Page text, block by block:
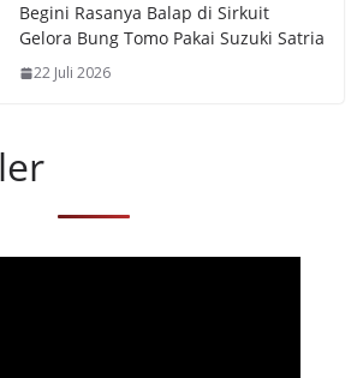
Begini Rasanya Balap di Sirkuit
Gelora Bung Tomo Pakai Suzuki Satria
22 Juli 2026